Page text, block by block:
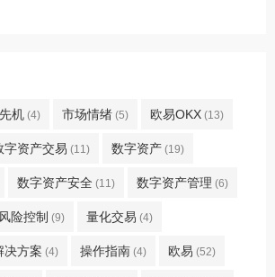
机 (4) 市场情绪 (5) 欧易OKX (13)
字资产交易 (11) 数字资产 (19)
数字资产安全 (11) 数字资产管理 (6)
风险控制 (9) 量化交易 (4)
决方案 (4) 操作指南 (4) 欧易 (52)